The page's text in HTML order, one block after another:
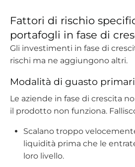
Fattori di rischio
portafogli in fase di
Gli investimenti in fase di
rischi ma ne aggiungono altri.
Modalità di guasto
Le aziende in fase di crescita
il prodotto non funziona.
Scalano troppo
liquidità prima che le
loro livello.